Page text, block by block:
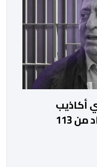
أكاذيب
المهرطقين: زيان استفاد من 113